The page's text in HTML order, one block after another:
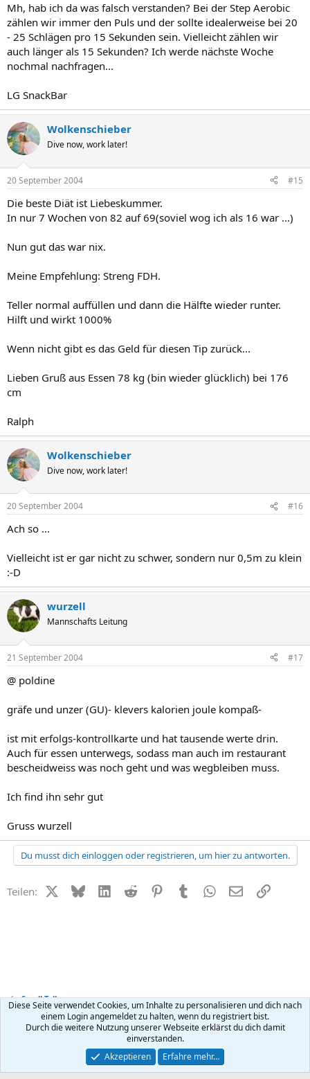
abgenommen um irgendwelche werte zu bekommen um das ganz
zu bessern ...
Mh, hab ich da was falsch verstanden? Bei der Step Aerobic
zählen wir immer den Puls und der sollte idealerweise bei 20
- 25 Schlägen pro 15 Sekunden sein. Vielleicht zählen wir
auch länger als 15 Sekunden? Ich werde nächste Woche
nochmal nachfragen...
LG SnackBar
Wolkenschieber
Dive now, work later!
20 September 2004 #15
Die beste Diät ist Liebeskummer.
In nur 7 Wochen von 82 auf 69(soviel wog ich als 16 war ...)
Nun gut das war nix.
Meine Empfehlung: Streng FDH.
Teller normal auffüllen und dann die Hälfte wieder runter.
Hilft und wirkt 1000%
Wenn nicht gibt es das Geld für diesen Tip zurück...
Lieben Gruß aus Essen 78 kg (bin wieder glücklich) bei 176
cm
Ralph
Wolkenschieber
Dive now, work later!
20 September 2004 #16
Ach so ...
Vielleicht ist er gar nicht zu schwer, sondern nur 0,5m zu klein
:-D
wurzell
Mannschafts Leitung
21 September 2004 #17
@ poldine
gräfe und unzer (GU)- klevers kalorien joule kompaß-
ist mit erfolgs-kontrollkarte und hat tausende werte drin.
Auch für essen unterwegs, sodass man auch im restaurant
bescheidweiss was noch geht und was wegbleiben muss.
Ich find ihn sehr gut
Gruss wurzell
Du musst dich einloggen oder registrieren, um hier zu antworten.
Teilen: X (Twitter)
BlueskyLinkedIn
Reddit PinterestTumblr WhatsApp
E-MailLink
Small Talk
Kontakt Nutzungsbedingungen Datenschutz Hilfe
R
Community platform by XenForo ® © 2010-2026 XenForo Ltd.
Diese Seite verwendet Cookies, um Inhalte zu personalisieren und dich nach
einem Login angemeldet zu halten, wenn du registriert bist.
Durch die weitere Nutzung unserer Webseite erklärst du dich damit
einverstanden.
Akzeptieren
Erfahre mehr…